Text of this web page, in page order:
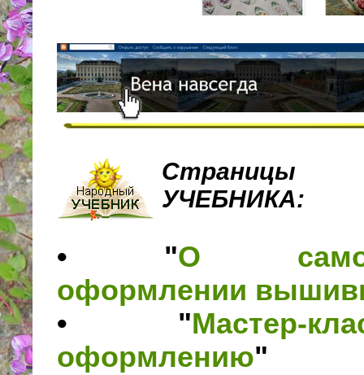
Страницы
УЧЕБНИКА:
• "О
оформлении
• "Мастер-
оформлению"